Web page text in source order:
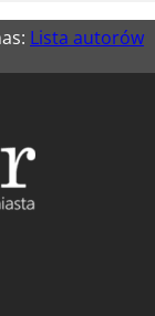
Lista autorów